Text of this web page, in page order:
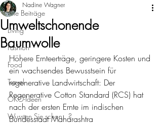
Alle Beiträge
Living
Fashion
Food
Travel
ÖKO-Ideen
Wussten Sie schon...?
Umweltschonende
Baumwolle
Nadine Wagner
Höhere Ernteerträge, geringere Kosten und
ein wachsendes Bewusstsein für
regenerative Landwirtschaft: Der
Regenerative Cotton Standard (RCS) hat
nach der ersten Ernte im indischen
Bundesstaat Maharashtra